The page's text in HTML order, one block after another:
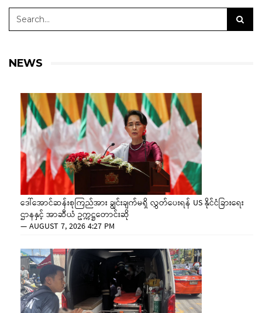
NEWS
ဒေါ်အောင်ဆန်းစုကြည်အား ချွင်းချက်မရှိ လွှတ်ပေးရန် US နိုင်ငံခြားရေး
ဌာနနှင့် အာဆီယံ ဥက္ကဋ္ဌတောင်းဆို
—AUGUST 7, 2026 4:27 PM